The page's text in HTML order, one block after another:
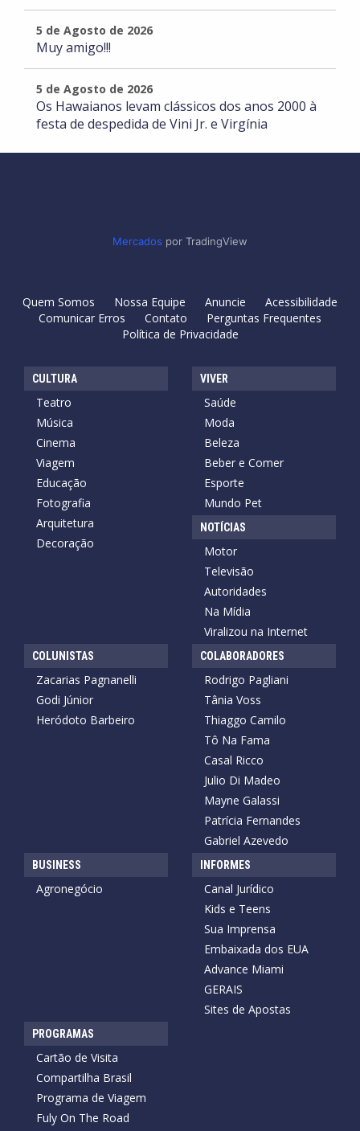
5 de Agosto de 2026
Muy amigo!!!
5 de Agosto de 2026
Os Hawaianos levam clássicos dos anos 2000 à
festa de despedida de Vini Jr. e Virgínia
Mercados por TradingView
Quem Somos Nossa Equipe Anuncie
Acessibilidade
Comunicar Erros
Contato
Perguntas Frequentes
Política de Privacidade
CULTURA
Teatro
Música
Cinema
Viagem
Educação
Fotografia
Arquitetura
Decoração
VIVER
Saúde
Moda
Beleza
Beber e Comer
Esporte
Mundo Pet
NOTÍCIAS
Motor
Televisão
Autoridades
Na Mídia
Viralizou na Internet
COLUNISTAS
Zacarias Pagnanelli
Godi Júnior
Heródoto Barbeiro
COLABORADORES
Rodrigo Pagliani
Tânia Voss
Thiaggo Camilo
Tô Na Fama
Casal Ricco
Julio Di Madeo
Mayne Galassi
Patrícia Fernandes
Gabriel Azevedo
BUSINESS
Agronegócio
INFORMES
Canal Jurídico
Kids e Teens
Sua Imprensa
Embaixada dos EUA
Advance Miami
GERAIS
Sites de Apostas
PROGRAMAS
Cartão de Visita
Compartilha Brasil
Programa de Viagem
Fuly On The Road